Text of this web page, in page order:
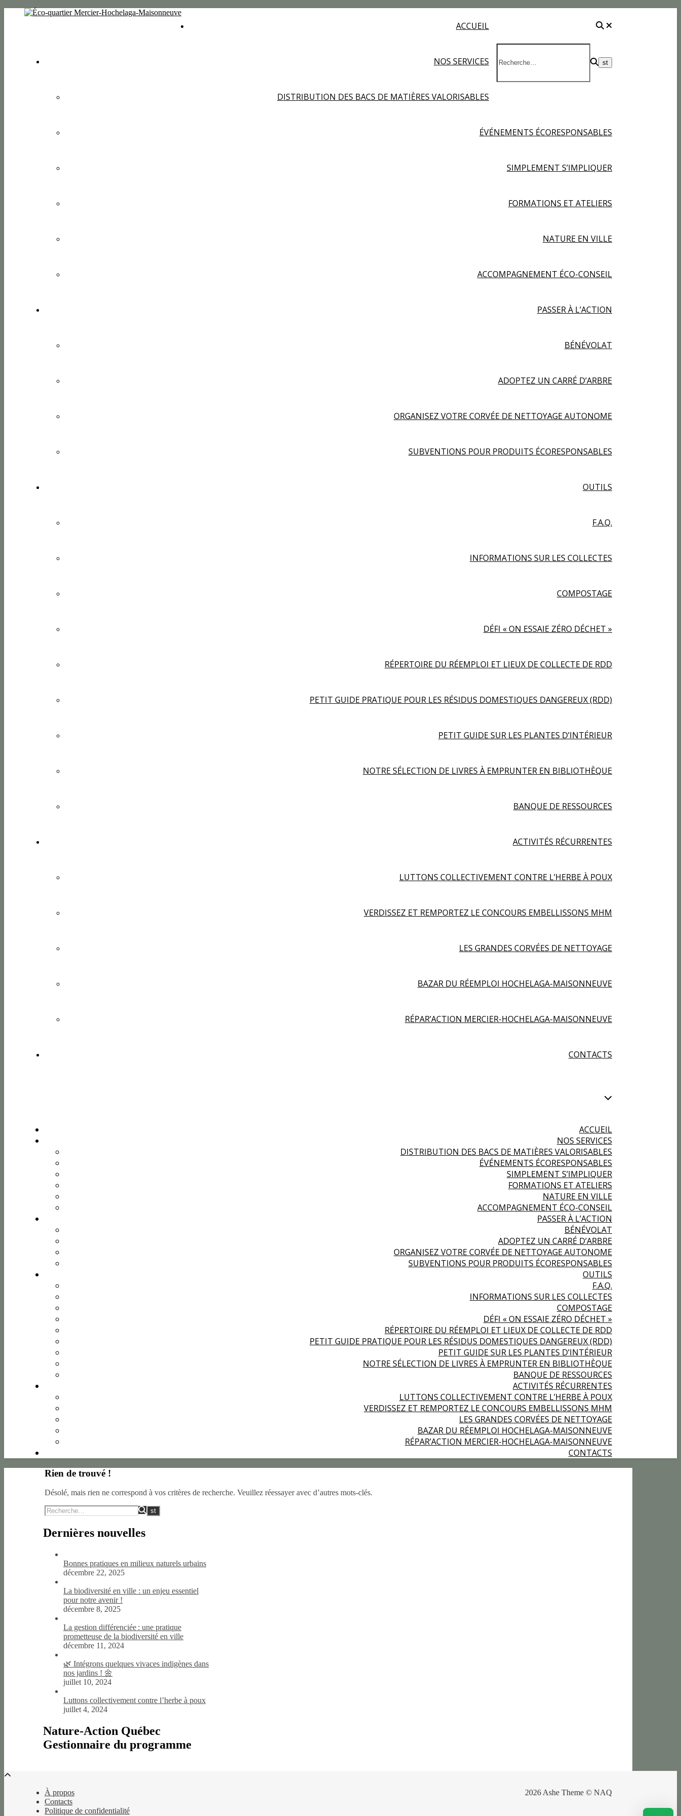
ACCUEIL
NOS SERVICES
DISTRIBUTION DES BACS DE MATIÈRES VALORISABLES
ÉVÉNEMENTS ÉCORESPONSABLES
SIMPLEMENT S’IMPLIQUER
FORMATIONS ET ATELIERS
NATURE EN VILLE
ACCOMPAGNEMENT ÉCO-CONSEIL
PASSER À L’ACTION
BÉNÉVOLAT
ADOPTEZ UN CARRÉ D’ARBRE
ORGANISEZ VOTRE CORVÉE DE NETTOYAGE AUTONOME
SUBVENTIONS POUR PRODUITS ÉCORESPONSABLES
OUTILS
F.A.Q.
INFORMATIONS SUR LES COLLECTES
COMPOSTAGE
DÉFI « ON ESSAIE ZÉRO DÉCHET »
RÉPERTOIRE DU RÉEMPLOI ET LIEUX DE COLLECTE DE RDD
PETIT GUIDE PRATIQUE POUR LES RÉSIDUS DOMESTIQUES DANGEREUX (RDD)
PETIT GUIDE SUR LES PLANTES D’INTÉRIEUR
NOTRE SÉLECTION DE LIVRES À EMPRUNTER EN BIBLIOTHÈQUE
BANQUE DE RESSOURCES
ACTIVITÉS RÉCURRENTES
LUTTONS COLLECTIVEMENT CONTRE L’HERBE À POUX
VERDISSEZ ET REMPORTEZ LE CONCOURS EMBELLISSONS MHM
LES GRANDES CORVÉES DE NETTOYAGE
BAZAR DU RÉEMPLOI HOCHELAGA-MAISONNEUVE
RÉPAR’ACTION MERCIER-HOCHELAGA-MAISONNEUVE
CONTACTS
ACCUEIL
NOS SERVICES
DISTRIBUTION DES BACS DE MATIÈRES VALORISABLES
ÉVÉNEMENTS ÉCORESPONSABLES
SIMPLEMENT S’IMPLIQUER
FORMATIONS ET ATELIERS
NATURE EN VILLE
ACCOMPAGNEMENT ÉCO-CONSEIL
PASSER À L’ACTION
BÉNÉVOLAT
ADOPTEZ UN CARRÉ D’ARBRE
ORGANISEZ VOTRE CORVÉE DE NETTOYAGE AUTONOME
SUBVENTIONS POUR PRODUITS ÉCORESPONSABLES
OUTILS
F.A.Q.
INFORMATIONS SUR LES COLLECTES
COMPOSTAGE
DÉFI « ON ESSAIE ZÉRO DÉCHET »
RÉPERTOIRE DU RÉEMPLOI ET LIEUX DE COLLECTE DE RDD
PETIT GUIDE PRATIQUE POUR LES RÉSIDUS DOMESTIQUES DANGEREUX (RDD)
PETIT GUIDE SUR LES PLANTES D’INTÉRIEUR
NOTRE SÉLECTION DE LIVRES À EMPRUNTER EN BIBLIOTHÈQUE
BANQUE DE RESSOURCES
ACTIVITÉS RÉCURRENTES
LUTTONS COLLECTIVEMENT CONTRE L’HERBE À POUX
VERDISSEZ ET REMPORTEZ LE CONCOURS EMBELLISSONS MHM
LES GRANDES CORVÉES DE NETTOYAGE
BAZAR DU RÉEMPLOI HOCHELAGA-MAISONNEUVE
RÉPAR’ACTION MERCIER-HOCHELAGA-MAISONNEUVE
CONTACTS
Rien de trouvé !
Désolé, mais rien ne correspond à vos critères de recherche. Veuillez réessayer avec d’autres mots-clés.
Dernières nouvelles
Bonnes pratiques en milieux naturels urbains
décembre 22, 2025
La biodiversité en ville : un enjeu essentiel
pour notre avenir !
décembre 8, 2025
La gestion différenciée : une pratique
prometteuse de la biodiversité en ville
décembre 11, 2024
🌿 Intégrons quelques vivaces indigènes dans
nos jardins ! 🌼
juillet 10, 2024
Luttons collectivement contre l’herbe à poux
juillet 4, 2024
Nature-Action Québec
Gestionnaire du programme
2026 Ashe Theme © NAQ
À propos
Contacts
Politique de confidentialité